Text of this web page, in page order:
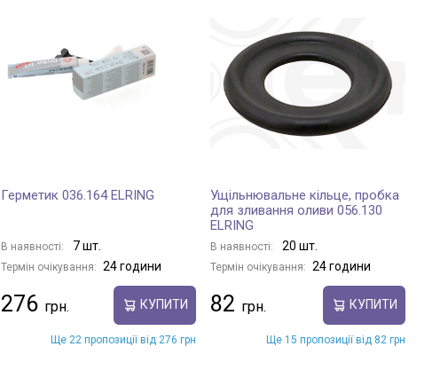
Герметик 036.164 ELRING
В наявності: 7 шт.
Термін очікування: 24 години
276 КУПИТИ
Ще 22 пропозиції від 276 грн
Ущільнювальне кільце, пробка
для зливання оливи 056.130
ELRING
В наявності: 20 шт.
Термін очікування: 24 години
82 КУПИТИ
Ще 15 пропозиції від 82 грн